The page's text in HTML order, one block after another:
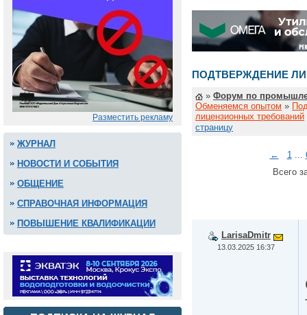
Разместить рекламу
ЖУРНАЛ
НОВОСТИ И СОБЫТИЯ
ОБЩЕНИЕ
СПРАВОЧНАЯ ИНФОРМАЦИЯ
ПОВЫШЕНИЕ КВАЛИФИКАЦИИ
ПОДТВЕРЖДЕНИЕ
» Форум по
Обменяемся опытом »
лицензионных требований
страницу
← 1...
Всего
LarisaDmitr
13.03.2025 16:37